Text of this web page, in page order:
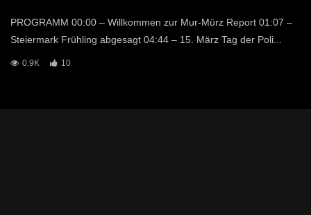
PROGRAMM 00:00 – Willkommen zur Mur-Mürz Report 01:07 –
Steiermark Frühling abgesagt 04:44 – 15. März Tag der Poli...
0.9K 10